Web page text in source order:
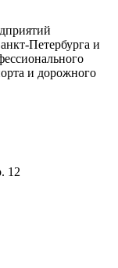
Петербурга и
и дорожного
12